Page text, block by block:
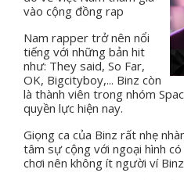
vào cộng đồng rap
Nam rapper trở nên nổi
tiếng với những bản hit
như: They said, So Far,
OK, Bigcityboy,... Binz còn
là thành viên trong nhóm
quyền lực hiện nay.
Giọng ca của Binz rất nhẹ
tâm sự cộng với ngoại hình
chơi nên không ít người ví